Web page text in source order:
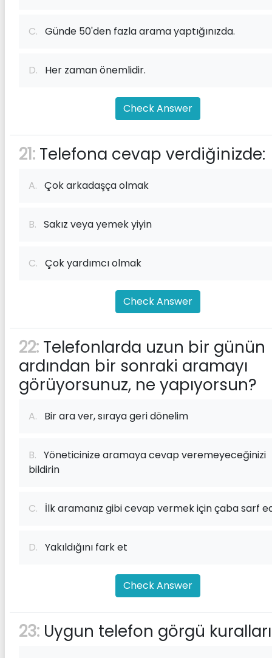
C. Günde 50'den fazla arama yaptığınızda.
D. Her zaman önemlidir.
Check Answer
21: Telefona cevap verdiğinizde:
A. Çok arkadaşça olmak
B. Sakız veya yemek yiyin
C. Çok yardımcı olmak
Check Answer
22: Telefonlarda uzun bir günün
ardından bir sonraki aramayı
görüyorsunuz, ne yapıyorsun?
A. Bir ara ver, sıraya geri dönelim
B. Yöneticinize aramaya cevap veremeyeceğinizi
bildirin
C. İlk aramanız gibi cevap vermek için çaba sarf
D. Yakıldığını fark et
Check Answer
23: Uygun telefon görgü